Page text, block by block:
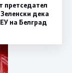
претседател
дека
на Белград